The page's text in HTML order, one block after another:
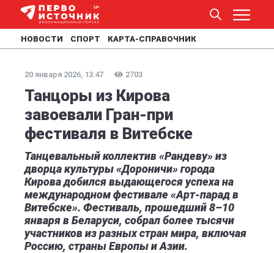
НОВОСТИ СПОРТ КАРТА-СПРАВОЧНИК
20 января 2026, 13:47 2703
Танцоры из Кирова
завоевали Гран-при
фестиваля в Витебске
Танцевальный коллектив «Рандеву» из
дворца культуры «Дороничи» города
Кирова добился выдающегося успеха на
международном фестивале «Арт-парад в
Витебске». Фестиваль, прошедший 8–10
января в Беларуси, собрал более тысячи
участников из разных стран мира, включая
Россию, страны Европы и Азии.